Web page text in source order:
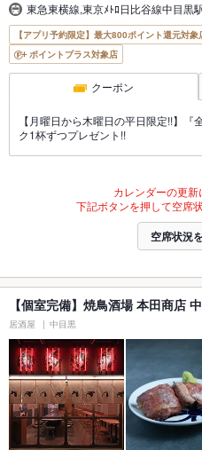
東急東横線,東京ﾒﾄﾛ日比谷線中目黒
【アプリ予約限定】最大800ポイント還元対象
ポイントプラス対象店
クーポン
【月曜日から木曜日の平日限定!!】
ク1杯ずつプレゼント!!
カレンダーの更新
下記ボタンを押して空席
空席状況
【個室完備】焼鳥酒場 本田商店
居酒屋 中目黒